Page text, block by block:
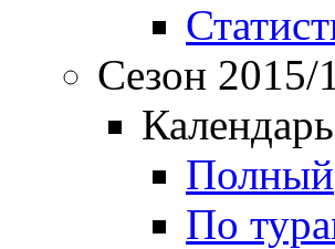
Сезон 2015/
Полный
По